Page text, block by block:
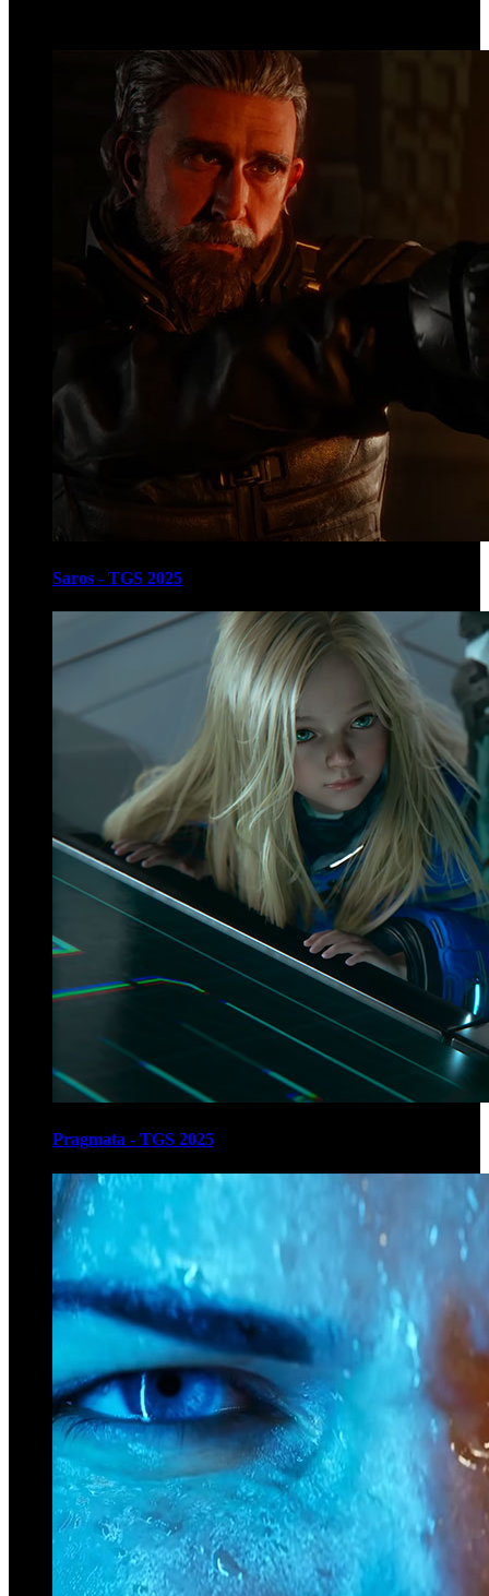
Saros - TGS 2025
Pragmata - TGS 2025